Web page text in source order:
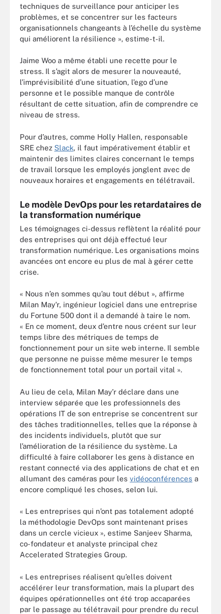
techniques de surveillance pour anticiper les
problèmes, et se concentrer sur les facteurs
organisationnels changeants à l’échelle du système
qui améliorent la résilience », estime-t-il.
Jaime Woo a même établi une recette pour le
stress. Il s’agit alors de mesurer la nouveauté,
l’imprévisibilité d’une situation, l’ego d’une
personne et le possible manque de contrôle
résultant de cette situation, afin de comprendre ce
niveau de stress.
Pour d’autres, comme Holly Hallen, responsable
SRE chez Slack, il faut impérativement établir et
maintenir des limites claires concernant le temps
de travail lorsque les employés jonglent avec de
nouveaux horaires et engagements en télétravail.
Le modèle DevOps pour les retardataires de
la transformation numérique
Les témoignages ci-dessus reflètent la réalité pour
des entreprises qui ont déjà effectué leur
transformation numérique. Les organisations moins
avancées ont encore eu plus de mal à gérer cette
crise.
« Nous n’en sommes qu’au tout début », affirme
Milan May'r, ingénieur logiciel dans une entreprise
du Fortune 500 dont il a demandé à taire le nom.
« En ce moment, deux d’entre nous créent sur leur
temps libre des métriques de temps de
fonctionnement pour un site web interne. Il semble
que personne ne puisse même mesurer le temps
de fonctionnement total pour un portail vital ».
Au lieu de cela, Milan May’r déclare dans une
interview séparée que les professionnels des
opérations IT de son entreprise se concentrent sur
des tâches traditionnelles, telles que la réponse à
des incidents individuels, plutôt que sur
l’amélioration de la résilience du système. La
difficulté à faire collaborer les gens à distance en
restant connecté via des applications de chat et en
allumant des caméras pour les vidéoconférences a
encore compliqué les choses, selon lui.
« Les entreprises qui n’ont pas totalement adopté
la méthodologie DevOps sont maintenant prises
dans un cercle vicieux », estime Sanjeev Sharma,
co-fondateur et analyste principal chez
Accelerated Strategies Group.
« Les entreprises réalisent qu’elles doivent
accélérer leur transformation, mais la plupart des
équipes opérationnelles ont été trop accaparées
par le passage au télétravail pour prendre du recul